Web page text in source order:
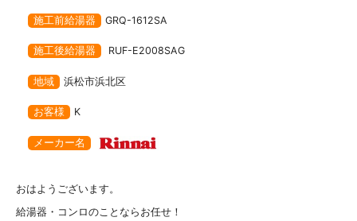
施工前給湯器 GRQ-1612SA
施工後給湯器 RUF-E2008SAG
地域 浜松市浜北区
お客様 K
メーカー名
おはようございます。
給湯器・コンロのことならお任せ！